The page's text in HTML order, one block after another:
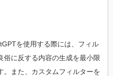
を使用する際には、フィル
俗に反する内容の生成を最小限
。また、カスタムフィルターを